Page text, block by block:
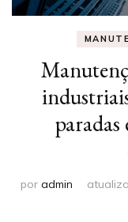
por admin